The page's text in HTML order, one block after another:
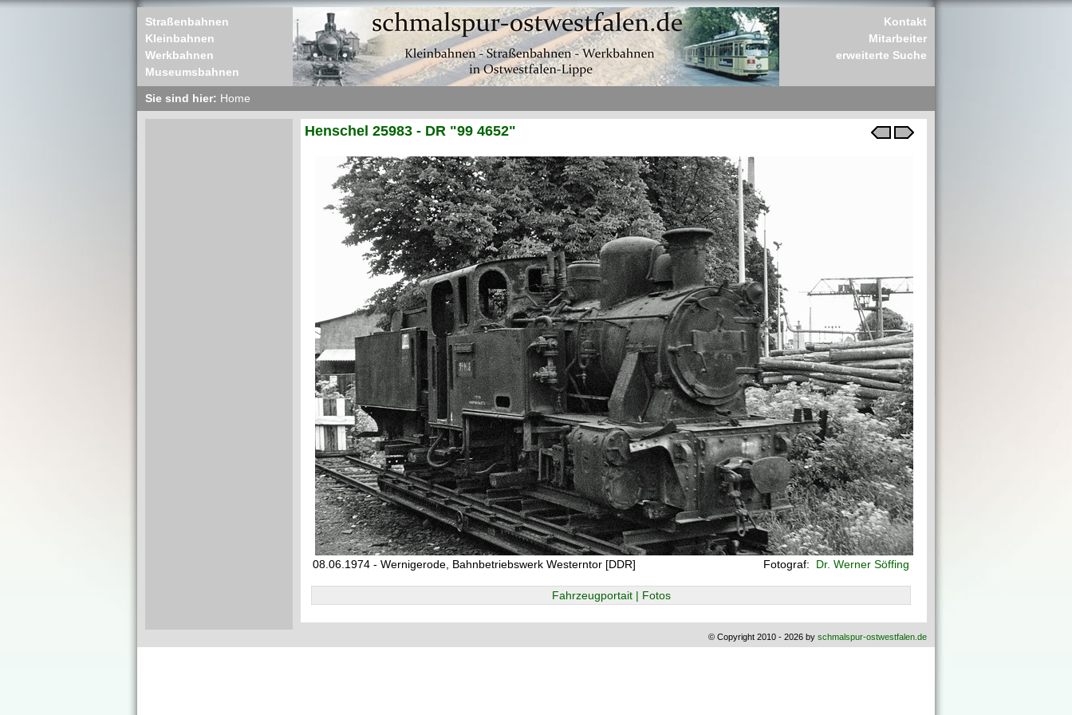
Straßenbahnen
Kleinbahnen
Werkbahnen
Museumsbahnen
Kontakt
Mitarbeiter
erweiterte Suche
Sie sind hier: Home
Henschel 25983 - DR "99 4652"
08.06.1974 - Wernigerode, Bahnbetriebswerk Westerntor [DDR] Fotograf: Dr. Werner Söffing
Fahrzeugportait | Fotos
© Copyright 2010 - 2026 by schmalspur-ostwestfalen.de